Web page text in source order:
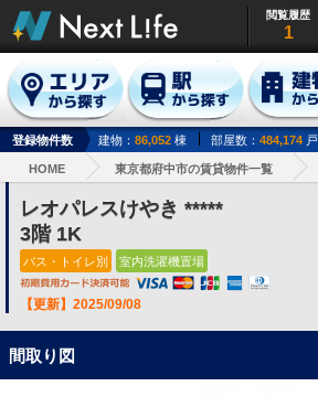
閲覧履歴
1
登録物件数 建物： 86,052 棟 部屋数： 484,174 戸
HOME 東京都府中市の賃貸物件一覧
レオパレスけやき *****
3階 1K
バス・トイレ別 室内洗濯機置場
【更新】2025/09/08
間取り図